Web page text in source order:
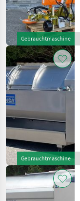
Gebrauchtmaschine
Gebrauchtmaschine